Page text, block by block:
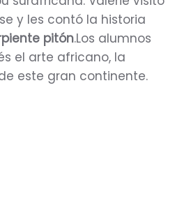
y les contó la historia
pitón.Los alumnos
el arte africano, la
este gran continente.